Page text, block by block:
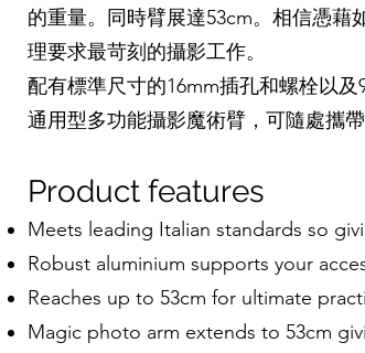
的重量。同時臂展達53cm。相信憑藉
理要求最苛刻的攝影工作。
配有標準尺寸的16mm插孔和螺栓以
通用型多功能攝影魔術臂，可隨處攜帶
Product features
Meets leading Italian standards so
Robust aluminium supports your
Reaches up to 53cm for ultimate
Magic photo arm extends to 53cm